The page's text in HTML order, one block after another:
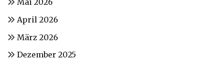
April 2026
März 2026
Dezember 2025